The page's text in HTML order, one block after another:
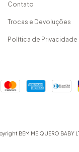
Contato
Trocas e Devoluções
Política de Privacidade
BEM ME QUERO BABY